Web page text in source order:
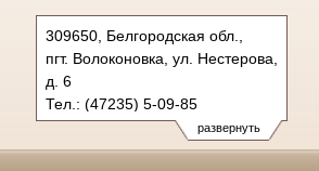
развернуть
309650, Белгородская обл.,
пгт. Волоконовка, ул. Нестерова,
д. 6
Тел.: (47235) 5-09-85
volokonovsky.blg@sudrf.ru